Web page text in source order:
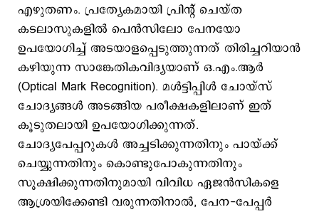
എഴുതണം. പ്രത്യേകമായി പ്രിന്റ് ചെയ്ത
കടലാസുകളിൽ പെൻസിലോ പേനയോ
ഉപയോഗിച്ച് അടയാളപ്പെടുത്തുന്നത് തിരിച്ചറിയാൻ
കഴിയുന്ന സാങ്കേതികവിദ്യയാണ് ഒ.എം.ആർ
(Optical Mark Recognition). മൾട്ടിപ്പിൾ ചോയ്‌സ്
ചോദ്യങ്ങൾ അടങ്ങിയ പരീക്ഷകളിലാണ് ഇത്
കൂടുതലായി ഉപയോഗിക്കുന്നത്.
ചോദ്യപേപ്പറുകൾ അച്ചടിക്കുന്നതിനും പായ്ക്ക്
ചെയ്യുന്നതിനും കൊണ്ടുപോകുന്നതിനും
സൂക്ഷിക്കുന്നതിനുമായി വിവിധ ഏജൻസികളെ
ആശ്രയിക്കേണ്ടി വരുന്നതിനാൽ, പേന-പേപ്പർ